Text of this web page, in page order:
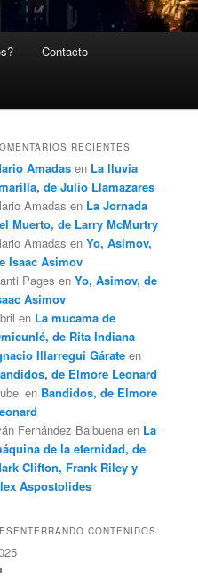
Contacto
RECIENTES
Amadas en La lluvia
de Julio Llamazares
Amadas en La Jornada
Muerto, de Larry McMurtry
Amadas en Yo, Asimov,
Isaac Asimov
Pages en Yo, Asimov, de
Asimov
en La mucama de
de Rita Indiana
Illarregui Gárate en
de Elmore Leonard
en Bandidos, de Elmore
Fernández Balbuena en La
de la eternidad, de
Clifton, Frank Riley y
Aspostolides
CONTENIDOS